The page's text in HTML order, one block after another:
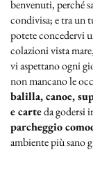
benvenuti, perché
condivisa; e tra un
potete concedervi
colazioni vista
vi aspettano ogni
non mancano le
balilla, canoe,
e carteda godersi
parcheggio
ambiente più sano